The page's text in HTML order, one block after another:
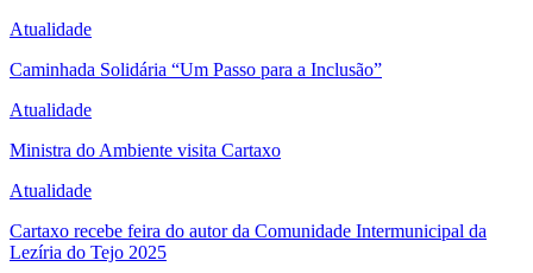
Atualidade
Caminhada Solidária “Um Passo para a Inclusão”
Atualidade
Ministra do Ambiente visita Cartaxo
Atualidade
Cartaxo recebe feira do autor da Comunidade Intermunicipal da
Lezíria do Tejo 2025